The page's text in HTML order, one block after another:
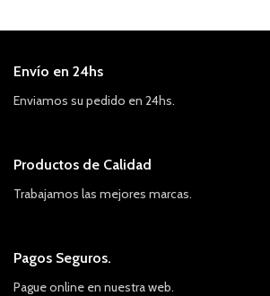
Envío en 24hs
Enviamos su pedido en 24hs.
Productos de Calidad
Trabajamos las mejores marcas.
Pagos Seguros.
Pague online en nuestra web.